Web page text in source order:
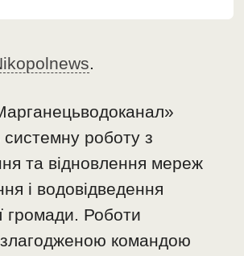
.
роботу з
та відновлення мереж
і водовідведення
громади. Роботи
командою